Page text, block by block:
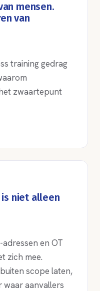
mensen.
van
training gedrag
zwaartepunt
niet alleen
en OT
zich mee.
scope laten,
waar aanvallers